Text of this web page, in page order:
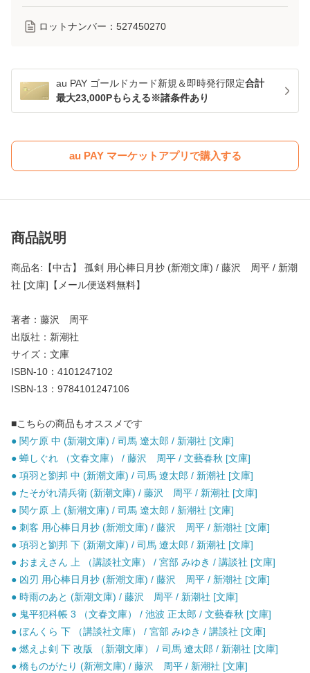
ロットナンバー： 527450270
au PAY ゴールドカード新規＆即時発行限定合計
最大23,000Pもらえる※諸条件あり
au PAY マーケットアプリで購入する
商品説明
商品名:【中古】 孤剣 用心棒日月抄 (新潮文庫) / 藤沢 周平 / 新潮
社 [文庫]【メール便送料無料】
著者：藤沢 周平
出版社：新潮社
サイズ：文庫
ISBN-10：4101247102
ISBN-13：9784101247106
■こちらの商品もオススメです
● 関ケ原 中 (新潮文庫) / 司馬 遼太郎 / 新潮社 [文庫]
● 蝉しぐれ （文春文庫） / 藤沢 周平 / 文藝春秋 [文庫]
● 項羽と劉邦 中 (新潮文庫) / 司馬 遼太郎 / 新潮社 [文庫]
● たそがれ清兵衛 (新潮文庫) / 藤沢 周平 / 新潮社 [文庫]
● 関ケ原 上 (新潮文庫) / 司馬 遼太郎 / 新潮社 [文庫]
● 刺客 用心棒日月抄 (新潮文庫) / 藤沢 周平 / 新潮社 [文庫]
● 項羽と劉邦 下 (新潮文庫) / 司馬 遼太郎 / 新潮社 [文庫]
● おまえさん 上 （講談社文庫） / 宮部 みゆき / 講談社 [文庫]
● 凶刃 用心棒日月抄 (新潮文庫) / 藤沢 周平 / 新潮社 [文庫]
● 時雨のあと (新潮文庫) / 藤沢 周平 / 新潮社 [文庫]
● 鬼平犯科帳 3 （文春文庫） / 池波 正太郎 / 文藝春秋 [文庫]
● ぼんくら 下 （講談社文庫） / 宮部 みゆき / 講談社 [文庫]
● 燃えよ剣 下 改版 （新潮文庫） / 司馬 遼太郎 / 新潮社 [文庫]
● 橋ものがたり (新潮文庫) / 藤沢 周平 / 新潮社 [文庫]